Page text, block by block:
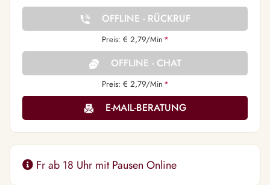
OFFLINE - RÜCKRUF
Preis: € 2,79/Min *
OFFLINE - CHAT
Preis: € 2,79/Min *
E-MAIL-BERATUNG
Fr ab 18 Uhr mit Pausen Online